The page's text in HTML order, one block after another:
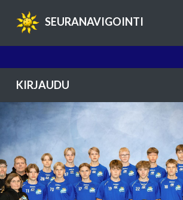
SEURANAVIGOINTI
KIRJAUDU